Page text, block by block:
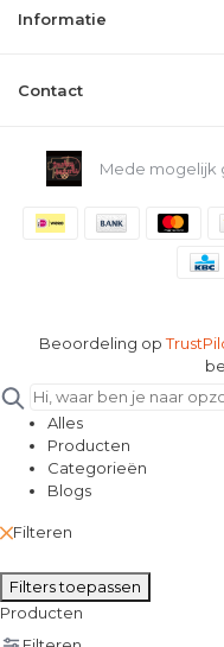
Informatie
Contact
Mede mogelijk
Beoordeling op
Alles
Producten
Categorieën
Blogs
Filteren
Filters toepassen
Producten